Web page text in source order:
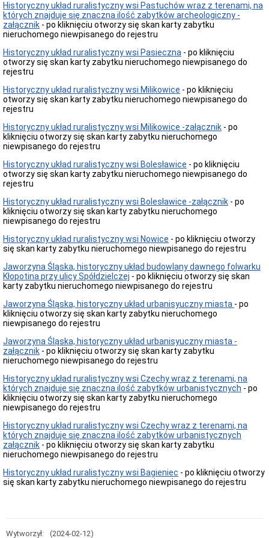
i
celu
publicznego
Obwieszczenia
-
uzgodnienia
Obwieszczenia-
rozprawy
administracyjne
Ogłoszenia
dni
wolne
od
Ogłoszenia-
zamówienia
Ogłoszenia
i
zawiadomienia
-
inne
sprawy
Zamówienia
publiczne
i
przetargi
-
archiwalne
Zamówienia
publiczne
i
przetargi
Dotacje
Pracownicy
poszukiwani
o
konkursie
Konkurs
Zabytek
Zadbany
2020
Archiwum
Historyczny układ ruralistyczny wsi Pastuchów wraz z terenami, na
których znajduje się znaczna ilość zabytków archeologiczny -
załącznik - po kliknięciu otworzy się skan karty zabytku
nieruchomego niewpisanego do rejestru
Historyczny układ ruralistyczny wsi Pasieczna - po kliknięciu
otworzy się skan karty zabytku nieruchomego niewpisanego do
rejestru
Historyczny układ ruralistyczny wsi Milikowice - po kliknięciu
otworzy się skan karty zabytku nieruchomego niewpisanego do
rejestru
Historyczny układ ruralistyczny wsi Milikowice -załącznik - po
kliknięciu otworzy się skan karty zabytku nieruchomego
niewpisanego do rejestru
Historyczny układ ruralistyczny wsi Bolesławice - po kliknięciu
otworzy się skan karty zabytku nieruchomego niewpisanego do
rejestru
Historyczny układ ruralistyczny wsi Bolesławice -załącznik - po
kliknięciu otworzy się skan karty zabytku nieruchomego
niewpisanego do rejestru
Historyczny układ ruralistyczny wsi Nowice - po kliknięciu otworzy
się skan karty zabytku nieruchomego niewpisanego do rejestru
Jaworzyna Śląska, historyczny układ budowlany dawnego folwarku
Kłopotina przy ulicy Spółdzielczej - po kliknięciu otworzy się skan
karty zabytku nieruchomego niewpisanego do rejestru
Jaworzyna Śląska, historyczny układ urbanisyuczny miasta - po
kliknięciu otworzy się skan karty zabytku nieruchomego
niewpisanego do rejestru
Jaworzyna Śląska, historyczny układ urbanisyuczny miasta -
załącznik - po kliknięciu otworzy się skan karty zabytku
nieruchomego niewpisanego do rejestru
Historyczny układ ruralistyczny wsi Czechy wraz z terenami, na
których znajduje się znaczna ilość zabytków urbanistycznych - po
kliknięciu otworzy się skan karty zabytku nieruchomego
niewpisanego do rejestru
Historyczny układ ruralistyczny wsi Czechy wraz z terenami, na
których znajduje się znaczna ilość zabytków urbanistycznych
załącznik - po kliknięciu otworzy się skan karty zabytku
nieruchomego niewpisanego do rejestru
Historyczny układ ruralistyczny wsi Bagieniec - po kliknięciu otworzy
się skan karty zabytku nieruchomego niewpisanego do rejestru
Wytworzył: (2024-02-12)